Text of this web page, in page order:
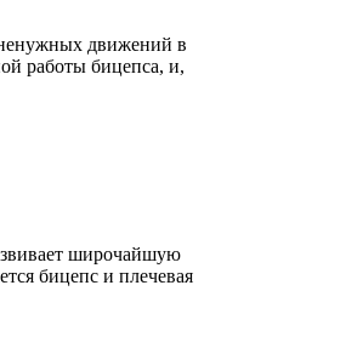
движений в
работы бицепса, и,
широчайшую
бицепс и плечевая